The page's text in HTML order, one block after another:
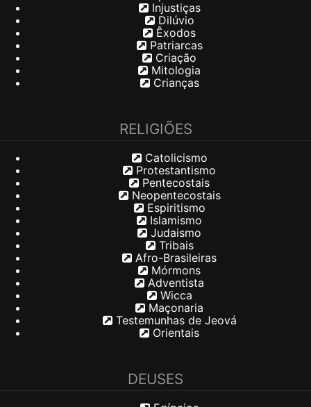
Injustiças
Dilúvio
Êxodos
Patriarcas
Criação
Mitologia
Crianças
RELIGIÕES
Catolicismo
Protestantismo
Pentecostais
Neopentecostais
Espiritismo
Islamismo
Judaismo
Tribais
Afro-Brasileiras
Mórmons
Adventista
Wicca
Maçonaria
Testemunhas de Jeová
Orientais
DEUSES